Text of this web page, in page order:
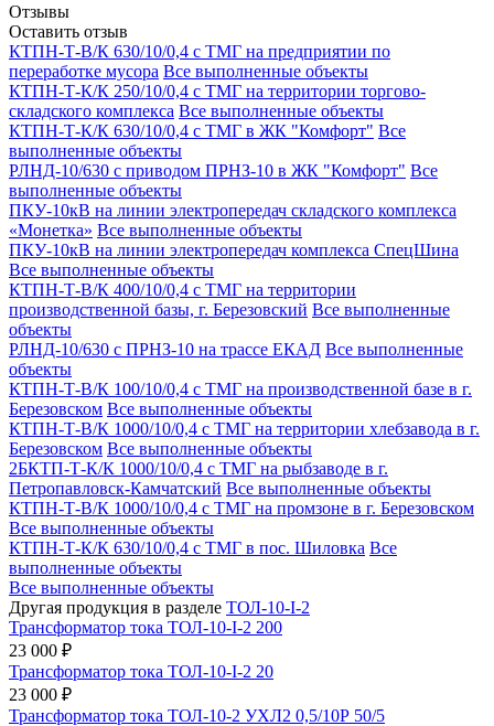
Отзывы
Оставить отзыв
КТПН-Т-В/К 630/10/0,4 с ТМГ на предприятии по
переработке мусора Все выполненные объекты
КТПН-Т-К/К 250/10/0,4 с ТМГ на территории торгово-
складского комплекса Все выполненные объекты
КТПН-Т-К/К 630/10/0,4 с ТМГ в ЖК "Комфорт" Все
выполненные объекты
РЛНД-10/630 с приводом ПРНЗ-10 в ЖК "Комфорт" Все
выполненные объекты
ПКУ-10кВ на линии электропередач складского комплекса
«Монетка» Все выполненные объекты
ПКУ-10кВ на линии электропередач комплекса СпецШина
Все выполненные объекты
КТПН-Т-В/К 400/10/0,4 с ТМГ на территории
производственной базы, г. Березовский Все выполненные
объекты
РЛНД-10/630 с ПРНЗ-10 на трассе ЕКАД Все выполненные
объекты
КТПН-Т-В/К 100/10/0,4 с ТМГ на производственной базе в г.
Березовском Все выполненные объекты
КТПН-Т-В/К 1000/10/0,4 с ТМГ на территории хлебзавода в г.
Березовском Все выполненные объекты
2БКТП-Т-К/К 1000/10/0,4 с ТМГ на рыбзаводе в г.
Петропавловск-Камчатский Все выполненные объекты
КТПН-Т-В/К 1000/10/0,4 с ТМГ на промзоне в г. Березовском
Все выполненные объекты
КТПН-Т-К/К 630/10/0,4 с ТМГ в пос. Шиловка Все
выполненные объекты
Все выполненные объекты
Другая продукция в разделе ТОЛ-10-I-2
Трансформатор тока ТОЛ-10-I-2 200
23 000 ₽
Трансформатор тока ТОЛ-10-I-2 20
23 000 ₽
Трансформатор тока ТОЛ-10-2 УХЛ2 0,5/10Р 50/5